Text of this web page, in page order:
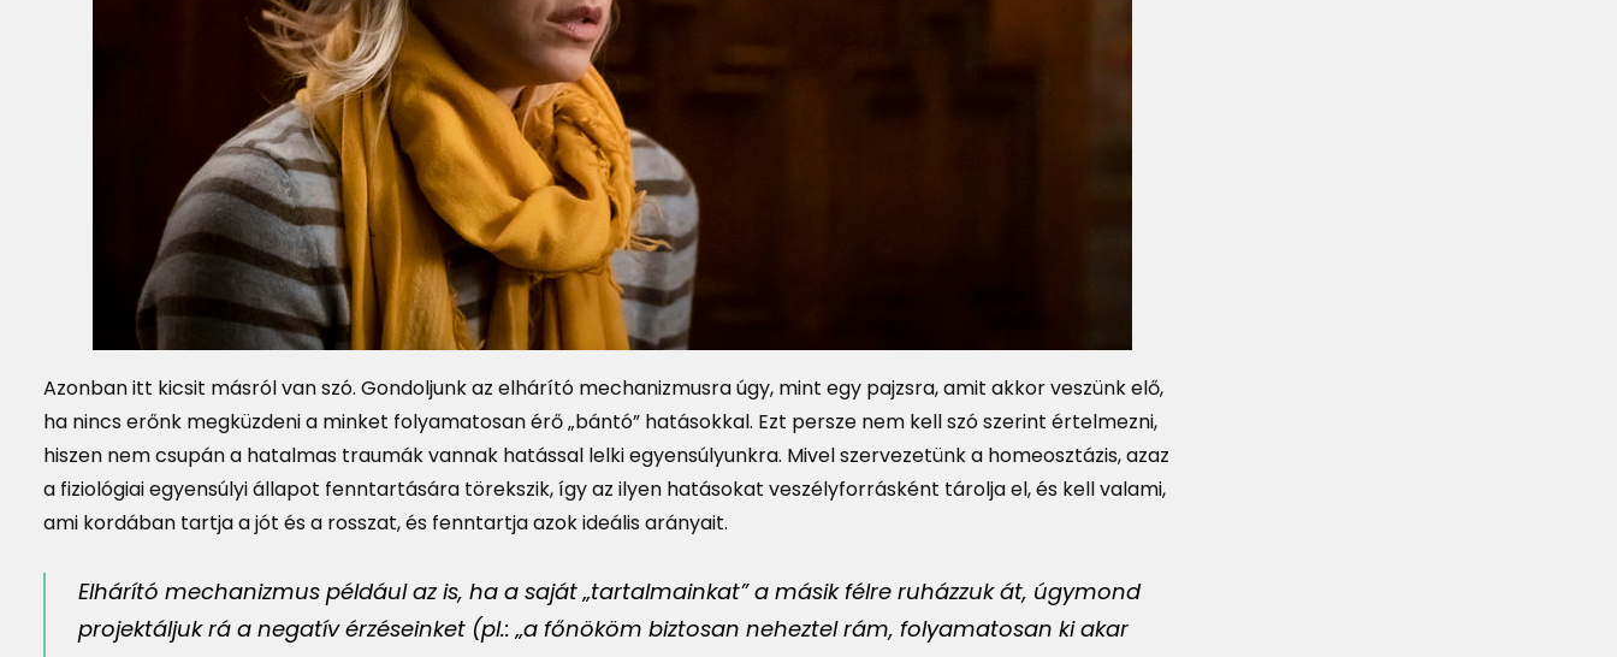
Azonban itt kicsit másról van szó. Gondoljunk az elhárító mechanizmusra úgy, mint egy pajzsra, amit akkor veszünk elő,
ha nincs erőnk megküzdeni a minket folyamatosan érő „bántó” hatásokkal. Ezt persze nem kell szó szerint értelmezni,
hiszen nem csupán a hatalmas traumák vannak hatással lelki egyensúlyunkra. Mivel szervezetünk a homeosztázis, azaz
a fiziológiai egyensúlyi állapot fenntartására törekszik, így az ilyen hatásokat veszélyforrásként tárolja el, és kell valami,
ami kordában tartja a jót és a rosszat, és fenntartja azok ideális arányait.
Elhárító mechanizmus például az is, ha a saját „tartalmainkat” a másik félre ruházzuk át, úgymond
projektáljuk rá a negatív érzéseinket (pl.: „a főnököm biztosan neheztel rám, folyamatosan ki akar